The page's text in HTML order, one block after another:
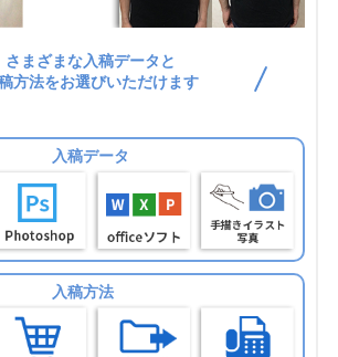
さまざまな入稿データと
方法をお選びいただけます
入稿データ
入稿方法